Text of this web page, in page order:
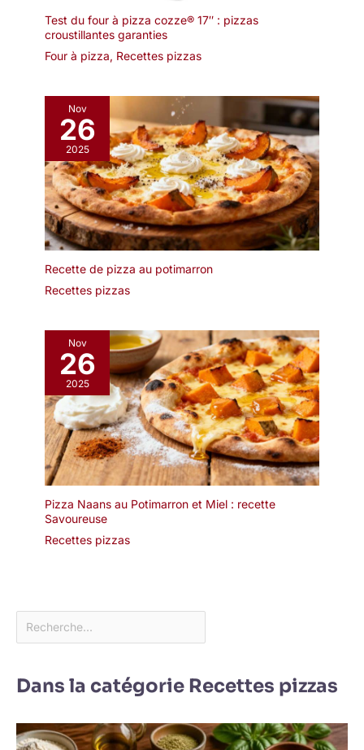
bol mélangeur est un joli
cadeau
Test du four à pizza cozze® 17″ : pizzas
croustillantes garanties
Four à pizza, Recettes pizzas
Nov
26
2025
Recette de pizza au potimarron
Recettes pizzas
Nov
26
2025
Pizza Naans au Potimarron et Miel : recette
Savoureuse
Recettes pizzas
Dans la catégorie Recettes pizzas